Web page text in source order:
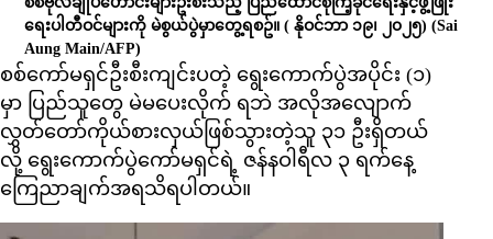
ရေးပါတီဝင်များကို မဲစွယ်ပွဲမှာတွေ့ရစဥ်။ ( နိုဝင်ဘာ ၁၉၊ ၂၀၂၅)(Sai
Aung Main/AFP)
စစ်ကော်မရှင်ဦးစီးကျင်းပတဲ့ ရွေးကောက်ပွဲအပိုင်း (၁)
မှာ ပြည်သူတွေ မဲမပေးလိုက် ရဘဲ အလိုအလျောက်
လွှတ်တော်ကိုယ်စားလှယ်ဖြစ်သွားတဲ့သူ ၃၁ ဦးရှိတယ်
လို့ ရွေးကောက်ပွဲကော်မရှင်ရဲ့ ဇန်နဝါရီလ ၃ ရက်နေ့
ကြေညာချက်အရသိရပါတယ်။